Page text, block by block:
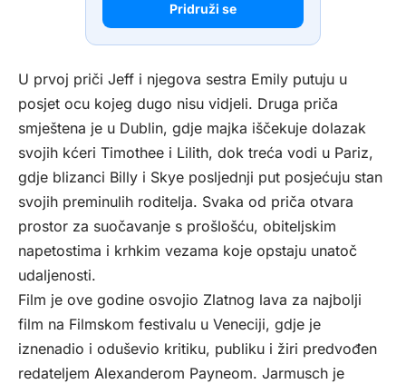
Pridruži se
U prvoj priči Jeff i njegova sestra Emily putuju u
posjet ocu kojeg dugo nisu vidjeli. Druga priča
smještena je u Dublin, gdje majka iščekuje dolazak
svojih kćeri Timothee i Lilith, dok treća vodi u Pariz,
gdje blizanci Billy i Skye posljednji put posjećuju stan
svojih preminulih roditelja. Svaka od priča otvara
prostor za suočavanje s prošlošću, obiteljskim
napetostima i krhkim vezama koje opstaju unatoč
udaljenosti.
Film je ove godine osvojio Zlatnog lava za najbolji
film na Filmskom festivalu u Veneciji, gdje je
iznenadio i oduševio kritiku, publiku i žiri predvođen
redateljem Alexanderom Payneom. Jarmusch je